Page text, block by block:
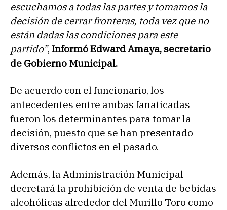
escuchamos a todas las partes y tomamos la
decisión de cerrar fronteras, toda vez que no
están dadas las condiciones para este
partido”, Informó Edward Amaya, secretario
de Gobierno Municipal.
De acuerdo con el funcionario, los
antecedentes entre ambas fanaticadas
fueron los determinantes para tomar la
decisión, puesto que se han presentado
diversos conflictos en el pasado.
Además, la Administración Municipal
decretará la prohibición de venta de bebidas
alcohólicas alrededor del Murillo Toro como